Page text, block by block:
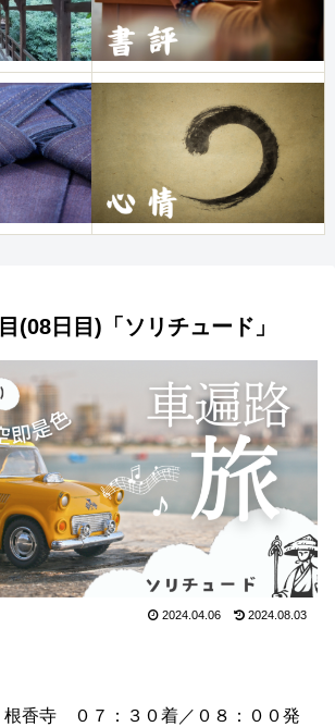
(08日目)「ソリチュード」
2024.04.06 2024.08.03
香寺 ０７：３０着／０８：００発